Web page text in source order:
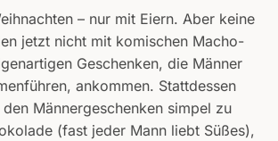
– nur mit Eiern. Aber keine
jetzt nicht mit komischen Macho-
Geschenken, die Männer
ankommen. Stattdessen
Männergeschenken simpel zu
(fast jeder Mann liebt Süßes),